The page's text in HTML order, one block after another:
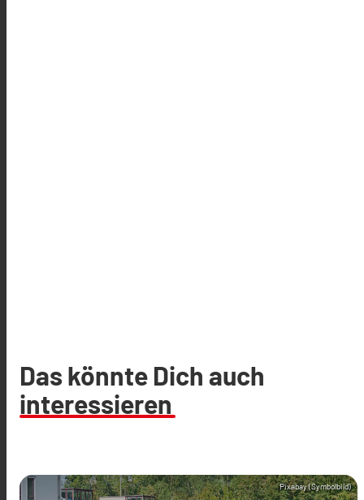
Das könnte Dich auch
interessieren
Pixabay (Symbolbild)